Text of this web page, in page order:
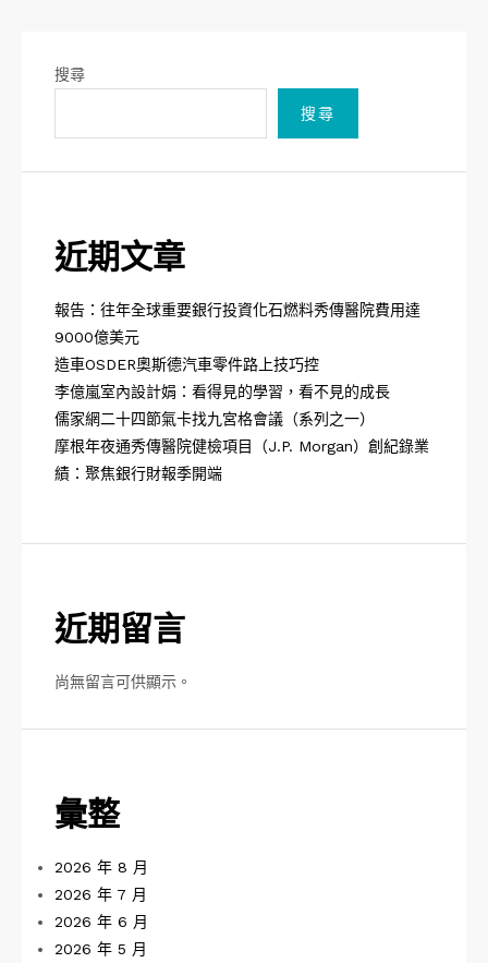
搜尋
搜尋
近期文章
報告：往年全球重要銀行投資化石燃料秀傳醫院費用達
9000億美元
造車OSDER奧斯德汽車零件路上技巧控
李億嵐室內設計娟：看得見的學習，看不見的成長
儒家網二十四節氣卡找九宮格會議（系列之一）
摩根年夜通秀傳醫院健檢項目（J.P. Morgan）創紀錄業
績：聚焦銀行財報季開端
近期留言
尚無留言可供顯示。
彙整
2026 年 8 月
2026 年 7 月
2026 年 6 月
2026 年 5 月